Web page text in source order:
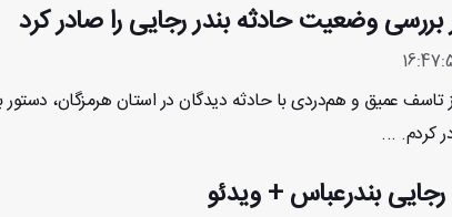
وضعیت حادثه بندر رجایی را صادر کرد
عمیق و هم‌دردی با حادثه دیدگان در استان هرمزگان، دستور
کردم. ...
رجایی بندرعباس + ویدئو